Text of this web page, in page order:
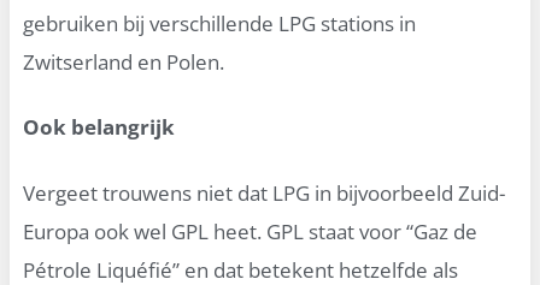
gebruiken bij verschillende LPG stations in
Zwitserland en Polen.
Ook belangrijk
Vergeet trouwens niet dat LPG in bijvoorbeeld Zuid-
Europa ook wel GPL heet. GPL staat voor “Gaz de
Pétrole Liquéfié” en dat betekent hetzelfde als